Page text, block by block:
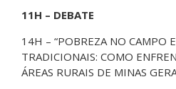
11H – DEBATE
14H – “POBREZA NO CAMPO
TRADICIONAIS: COMO
ÁREAS RURAIS DE MINAS